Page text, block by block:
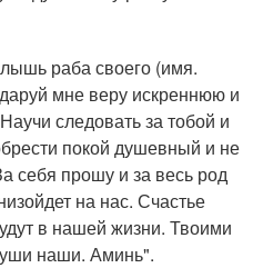
раба своего (имя.
мне веру искреннюю и
следовать за тобой и
покой душевный и не
себя прошу и за весь род
на нас. Счастье
в нашей жизни. Твоими
наши. Аминь".